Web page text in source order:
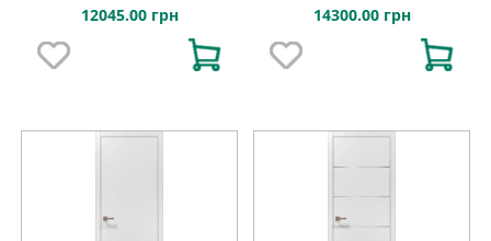
12045.00 грн 14300.00 грн